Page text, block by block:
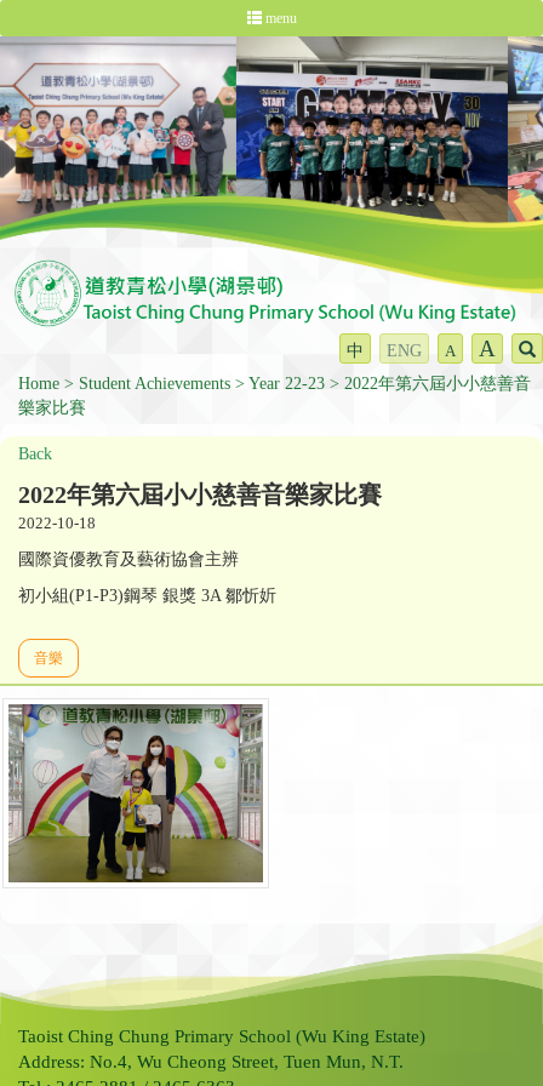
menu
中 ENG A A
Home Student Achievements Year 22-23
2022年第六屆小小慈善音
樂家比賽
Back
2022年第六屆小小慈善音樂家比賽
2022-10-18
國際資優教育及藝術協會主辨
初小組(P1-P3)鋼琴 銀獎 3A 鄒忻妡
音樂
Taoist Ching Chung Primary School (Wu King Estate)
Address: No.4, Wu Cheong Street, Tuen Mun, N.T.